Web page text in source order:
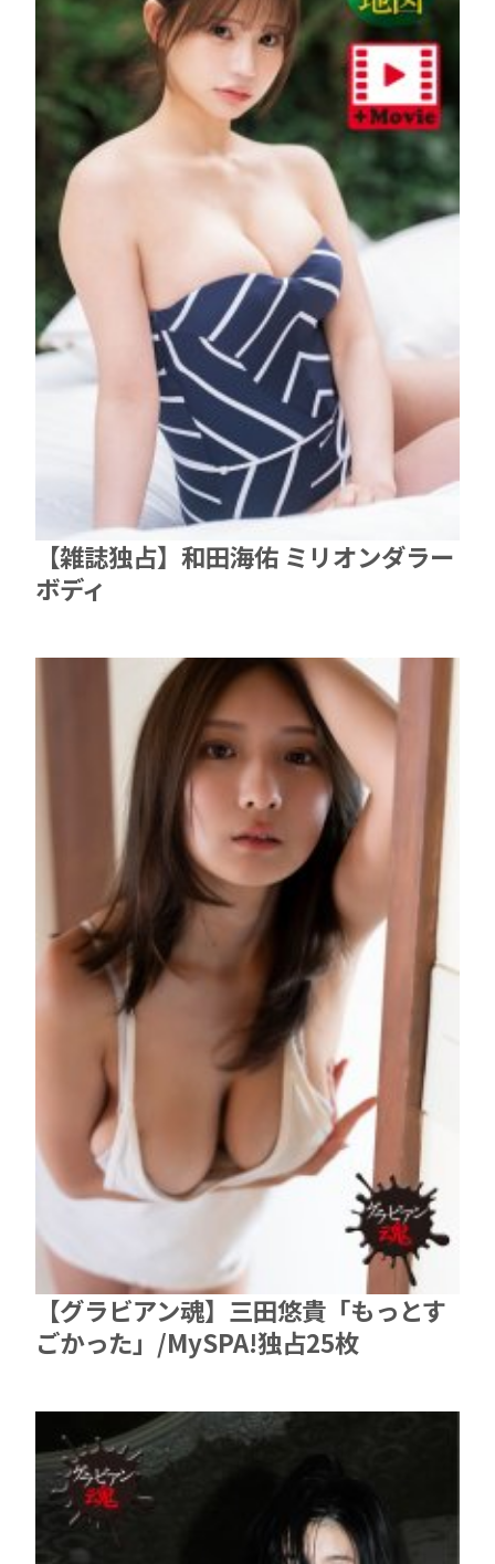
【雑誌独占】和田海佑 ミリオンダラー
ボディ
【グラビアン魂】三田悠貴「もっとす
ごかった」/MySPA!独占25枚